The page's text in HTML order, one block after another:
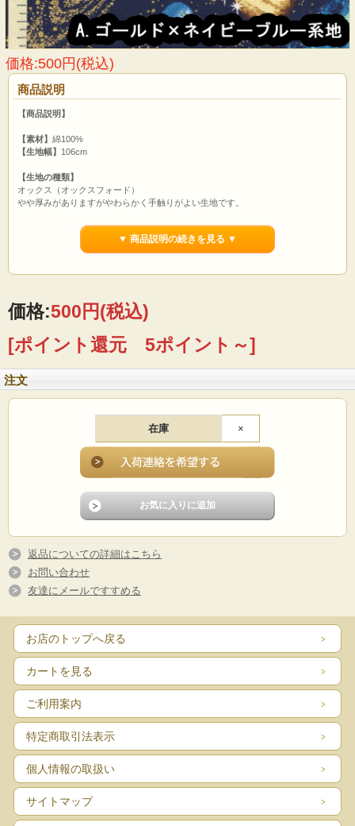
価格:500円(税込)
商品説明
【商品説明】
【素材】 綿100%
【生地幅】 106cm
【生地の種類】
オックス（オックスフォード）
やや厚みがありますがやわらかく手触りがよい生地です。
カバン エコバッグ パッチワーク 暗幕 袋物
【ご注文前に必ずお読み下さい 】
☆1mカット済みの商品です。ご注意ください！
(例えば)ご希望の商品数が
1m分の場合→「1」 5m分の場合→「5」
とご入力くださいませ。
☆こちらの商品は1ｍずつに生地をカットした状態でお送りいたします。
パソコンモニターによって、多少異なる場合がございます。ご了承ください。
☆商品総額、税込5000円以上お買い上げで全国送料無料です。
▼ 商品説明の続きを見る ▼
価格:500円(税込)
[ポイント還元 5ポイント～]
注文
在庫 ×
返品についての詳細はこちら
お問い合わせ
友達にメールですすめる
お店のトップへ戻る
カートを見る
ご利用案内
特定商取引法表示
個人情報の取扱い
サイトマップ